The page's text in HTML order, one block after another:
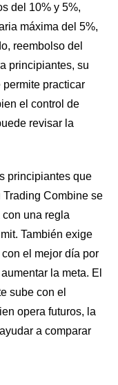
del 10% y 5%,
máxima del 5%,
reembolso del
principiantes, su
practicar
el control de
revisar la
principiantes que
Trading Combine se
una regla
También exige
el mejor día por
la meta. El
sube con el
opera futuros, la
a comparar